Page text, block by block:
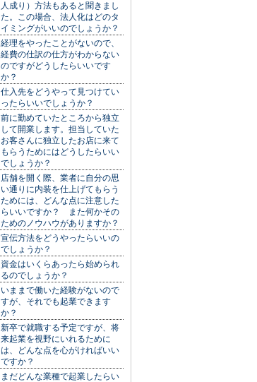
人成り）方法もあると聞きまし
た。この場合、法人化はどのタ
イミングがいいのでしょうか？
経理をやったことがないので、
経費の仕訳の仕方がわからない
のですがどうしたらいいです
か？
仕入先をどうやって見つけてい
ったらいいでしょうか？
前に勤めていたところから独立
して開業します。担当していた
お客さんに独立したお店に来て
もらうためにはどうしたらいい
でしょうか？
店舗を開く際、業者に自分の思
い通りに内装を仕上げてもらう
ためには、どんな点に注意した
らいいですか？ また何かその
ためのノウハウがありますか？
宣伝方法をどうやったらいいの
でしょうか？
資金はいくらあったら始められ
るのでしょうか？
いままで働いた経験がないので
すが、それでも起業できます
か？
新卒で就職する予定ですが、将
来起業を視野にいれるために
は、どんな点を心がければいい
ですか？
まだどんな業種で起業したらい